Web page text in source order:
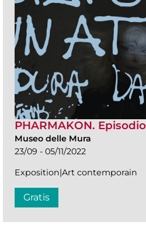
PHARMAKON.
Museo delle Mura
23/09 - 05/11/2022
Exposition|Art contemporain
Gratis